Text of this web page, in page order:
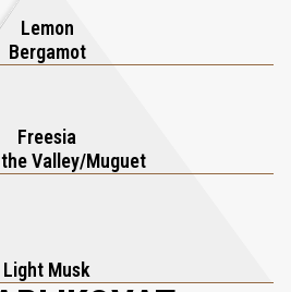
Lemon
Bergamot
Freesia
Valley/Muguet
Light Musk